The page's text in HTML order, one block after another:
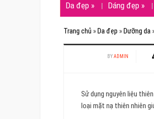
Da đẹp » Dáng đẹp »
Trang chủ »Da đẹp »Dưỡng da
BYADMIN
Sử dụng nguyên liệu
loại mặt nạ thiên nhiên